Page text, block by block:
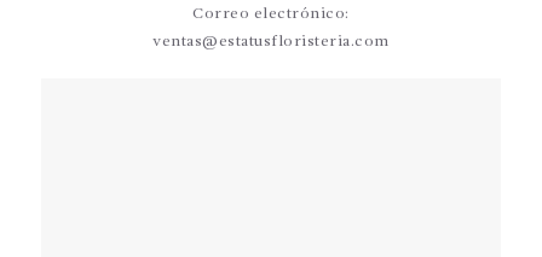
Correo electrónico:
ventas@estatusfloristeria.com